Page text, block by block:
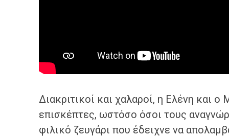
Διακριτικοί και χαλαροί, η Ελένη και
επισκέπτες, ωστόσο όσοι τους
φιλικό ζευγάρι που έδειχνε να